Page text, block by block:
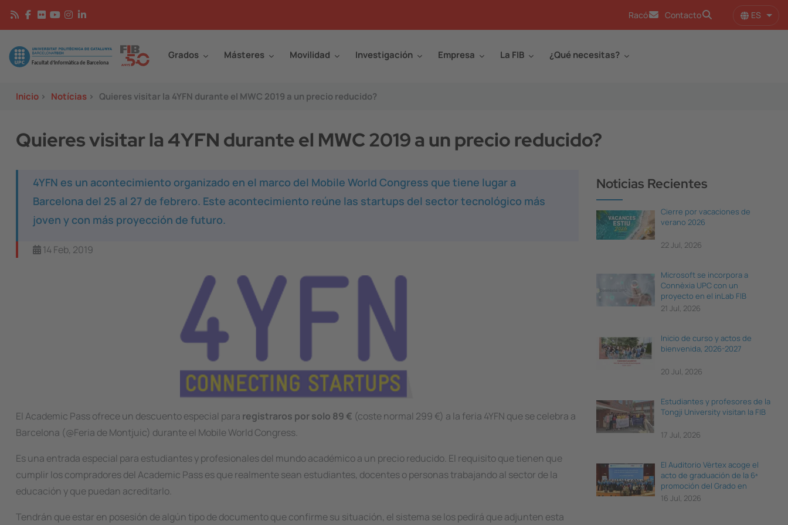
Pasar al contenido principal
Racó Contacto ES
Image Grados Másteres Movilidad Investigación Empresa La FIB ¿Qué necesitas?
Inicio > Notícias > Quieres visitar la 4YFN durante el MWC 2019 a un precio reducido?
Quieres visitar la 4YFN durante el MWC 2019 a un precio reducido?
4YFN es un acontecimiento organizado en el marco del Mobile World Congress que tiene lugar a
Barcelona del 25 al 27 de febrero. Este acontecimiento reúne las startups del sector tecnológico más
joven y con más proyección de futuro.
14 Feb, 2019
El Academic Passofrece un descuento especial para registraros por solo 89 € (coste normal 299 €) a la feria 4YFN que se celebra a
Barcelona (@Feria de Montjuic) durante el Mobile World Congress.
Es una entrada especial para estudiantes y profesionales del mundo académico a un precio reducido. El requisito que tienen que
cumplir los compradores del Academic Passes que realmente sean estudiantes, docentes o personas trabajando al sector de la
educación y que puedan acreditarlo.
Tendrán que estar en posesión de algún tipo de documento que confirme su situación, el sistema se los pedirá que adjunten esta
Noticias Recientes
Cierre por vacaciones de
verano 2026
22 Jul, 2026
Microsoft se incorpora a
Connèxia UPC con un
proyecto en el inLab FIB
21 Jul, 2026
Inicio de curso y actos de
bienvenida, 2026-2027
20 Jul, 2026
Estudiantes y profesores de la
Tongji University visitan la FIB
17 Jul, 2026
El Auditorio Vèrtex acoge el
acto de graduación de la 6ª
promoción del Grado en
Ciencia e Ingeniería de Datos
16 Jul, 2026